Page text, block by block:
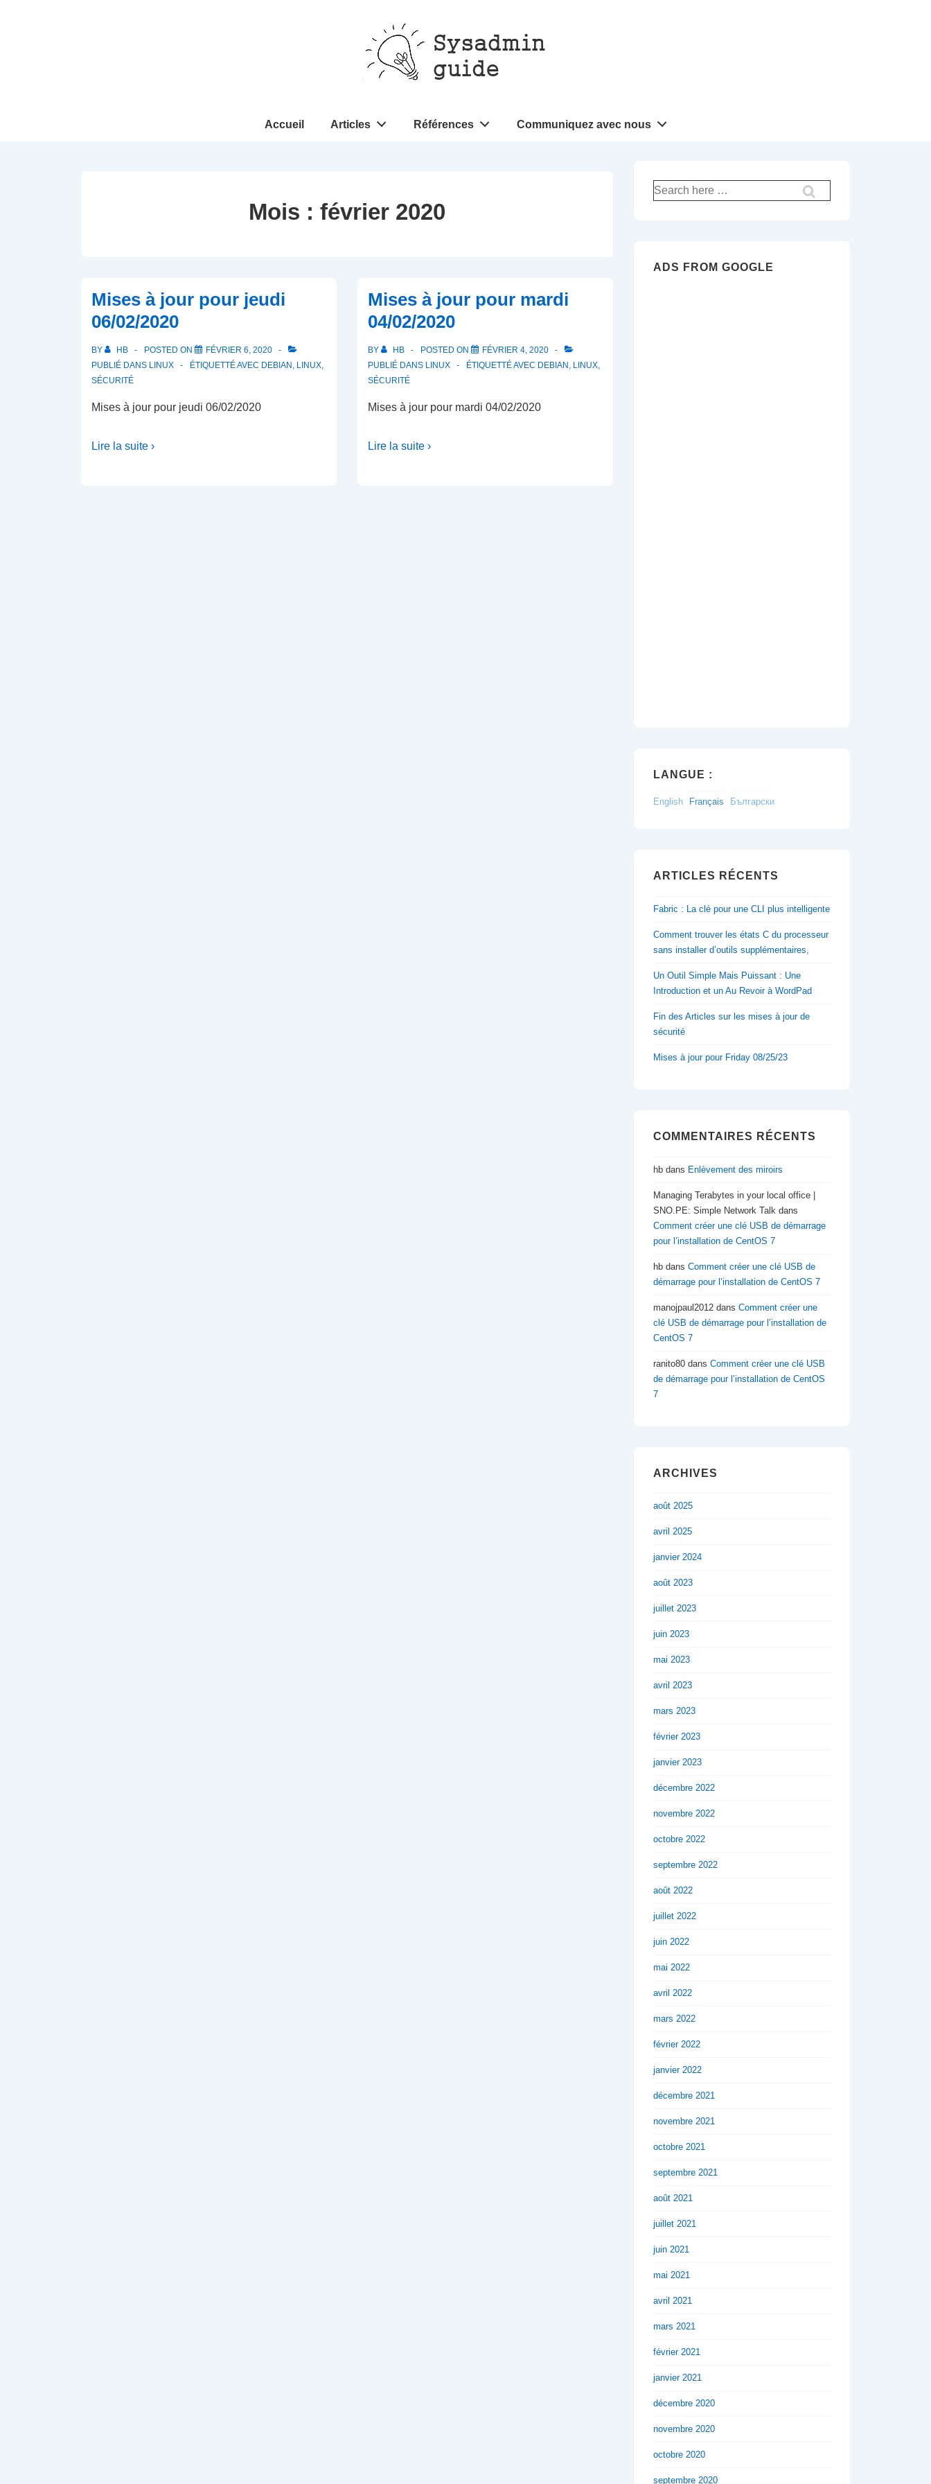
Main
Accueil Articles Références Communiquez avec nous
Mois : février 2020
Mises à jour pour jeudi
06/02/2020
BY HB POSTED ON
FÉVRIER 6, 2020
PUBLIÉ DANS LINUX ÉTIQUETTÉ AVEC DEBIAN , LINUX,
SÉCURITÉ
Mises à jour pour jeudi 06/02/2020
Lire la suite ›
Mises à jour pour mardi
04/02/2020
BY HB POSTED ON
FÉVRIER 4, 2020
PUBLIÉ DANS LINUX ÉTIQUETTÉ AVEC DEBIAN , LINUX,
SÉCURITÉ
Mises à jour pour mardi 04/02/2020
Lire la suite ›
Recherche
pour:
ADS FROM GOOGLE
LANGUE :
English Français Български
ARTICLES RÉCENTS
Fabric : La clé pour une CLI plus intelligente
Comment trouver les états C du processeur
sans installer d’outils supplémentaires,
Un Outil Simple Mais Puissant : Une
Introduction et un Au Revoir à WordPad
Fin des Articles sur les mises à jour de
sécurité
Mises à jour pour Friday 08/25/23
COMMENTAIRES RÉCENTS
hb dans Enlèvement des miroirs
Managing Terabytes in your local office |
SNO.PE: Simple Network Talk dans
Comment créer une clé USB de démarrage
pour l’installation de CentOS 7
hb dans Comment créer une clé USB de
démarrage pour l’installation de CentOS 7
manojpaul2012 dans Comment créer une
clé USB de démarrage pour l’installation de
CentOS 7
ranito80 dans Comment créer une clé USB
de démarrage pour l’installation de CentOS
7
ARCHIVES
août 2025
avril 2025
janvier 2024
août 2023
juillet 2023
juin 2023
mai 2023
avril 2023
mars 2023
février 2023
janvier 2023
décembre 2022
novembre 2022
octobre 2022
septembre 2022
août 2022
juillet 2022
juin 2022
mai 2022
avril 2022
mars 2022
février 2022
janvier 2022
décembre 2021
novembre 2021
octobre 2021
septembre 2021
août 2021
juillet 2021
juin 2021
mai 2021
avril 2021
mars 2021
février 2021
janvier 2021
décembre 2020
novembre 2020
octobre 2020
septembre 2020